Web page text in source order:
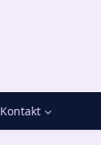
Kontakt